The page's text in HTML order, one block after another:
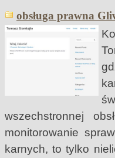
obsługa prawna
wszechstronnej
monitorowanie
karnych, to tylko